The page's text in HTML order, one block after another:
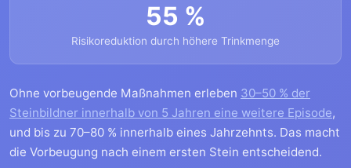
55 %
Risikoreduktion durch höhere Trinkmenge
Ohne vorbeugende Maßnahmen erleben 30–50 % der
Steinbildner innerhalb von 5 Jahren eine weitere Episode,
und bis zu 70–80 % innerhalb eines Jahrzehnts. Das macht
die Vorbeugung nach einem ersten Stein entscheidend.